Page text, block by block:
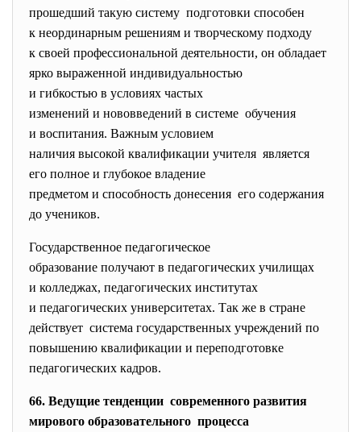
прошедший такую систему подготовки способен
к неординарным решениям и творческому подходу
к своей профессиональной деятельности, он обладает
ярко выраженной индивидуальностью
и гибкостью в условиях частых
изменений и нововведений в системе обучения
и воспитания. Важным условием
наличия высокой квалификации учителя является
его полное и глубокое владение
предметом и способность донесения его содержания
до учеников.
Государственное педагогическое
образование получают в педагогических училищах
и колледжах, педагогических институтах
и педагогических университетах. Так же в стране
действует система государственных учреждений по
повышению квалификации и переподготовке
педагогических кадров.
66. Ведущие тенденции современного развития
мирового образовательного процесса